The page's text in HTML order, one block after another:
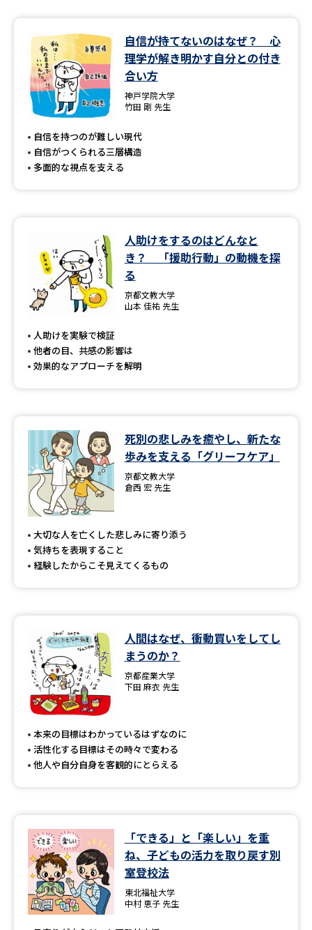
自信が持てないのはなぜ？ 心
理学が解き明かす自分との付き
合い方
神戸学院大学
竹田 剛 先生
自信を持つのが難しい現代
自信がつくられる三層構造
多面的な視点を支える
人助けをするのはどんなと
き？ 「援助行動」の動機を探
る
京都文教大学
山本 佳祐 先生
人助けを実験で検証
他者の目、共感の影響は
効果的なアプローチを解明
死別の悲しみを癒やし、新たな
歩みを支える「グリーフケア」
京都文教大学
倉西 宏 先生
大切な人を亡くした悲しみに寄り添う
気持ちを表現すること
経験したからこそ見えてくるもの
人間はなぜ、衝動買いをしてし
まうのか？
京都産業大学
下田 麻衣 先生
本来の目標はわかっているはずなのに
活性化する目標はその時々で変わる
他人や自分自身を客観的にとらえる
「できる」と「楽しい」を重
ね、子どもの活力を取り戻す別
室登校法
東北福祉大学
中村 恵子 先生